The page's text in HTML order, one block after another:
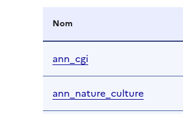
Nom
ann_cgi
ann_nature_culture